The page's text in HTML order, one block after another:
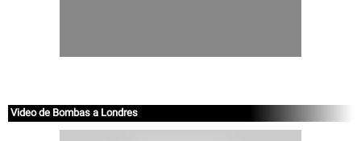
Video de Bombas a Londres